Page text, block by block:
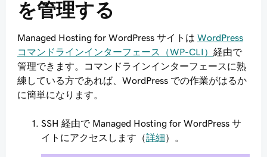
を管理する
Managed Hosting for WordPress サイトは WordPress
コマンドラインインターフェース（WP-CLI） 経由で
管理できます。コマンドラインインターフェースに熟
練している方であれば、WordPress での作業がはるか
に簡単になります。
SSH 経由で Managed Hosting for WordPress サ
イトにアクセスします（詳細）。